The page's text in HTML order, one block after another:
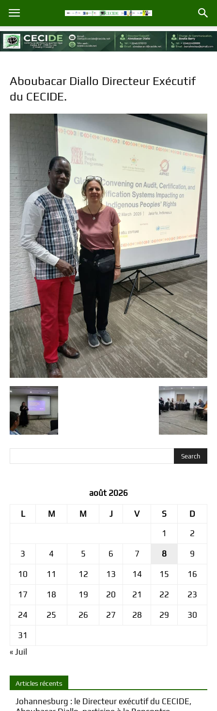
Aboubacar Diallo Directeur Exécutif
du CECIDE.
août 2026
L M M J V S
D
1
2
3 4 5 6 7 8 9
10 11 12 13 14 15 16
17 18 19 20 21 22 23
24 25 26 27 28 29 30
31
« Juil
Articles récents
Johannesburg : le Directeur exécutif du CECIDE,